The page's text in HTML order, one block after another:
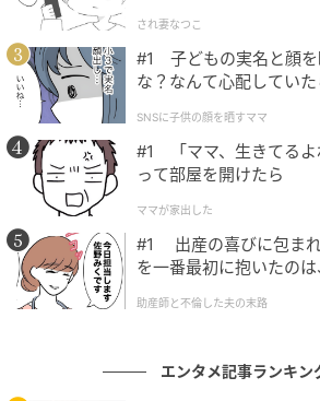
ヒット曲がたくさんあるので、一緒に歌
（67歳/女性）
昔からずっと好きなので1度は生で聴い
何十年の第一線で活動している内容を体
歳/女性）
その迫力を生で体感したい！
され妻なつこ
#1 子どもの実名と顔を
な？なんて心配していた
SNSに子供の顔を晒すママ
#1 「ママ、生きてるよ
って部屋を開けたら
ママが家出した
#1 出産の喜びに包ま
を一番最初に抱いたの
助産師と不倫した夫の末路
エンタメ記事ランキン